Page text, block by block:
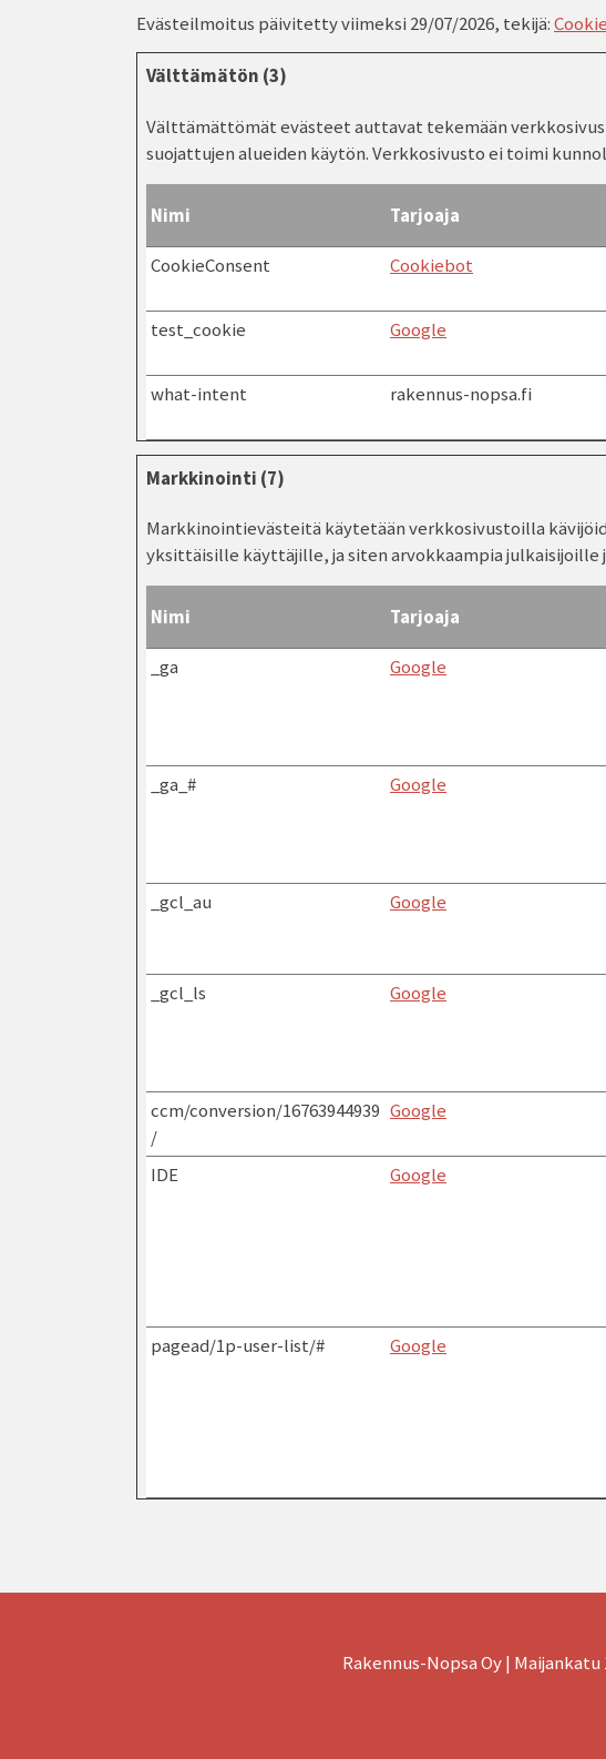
Evästeilmoitus päivitetty viimeksi 29/07/2026, tekijä:
Välttämätön (3)
Välttämättömät evästeet auttavat tekemään
suojattujen alueiden käytön. Verkkosivusto ei toimi
Nimi Tarjoaja
CookieConsent Cookiebot
test_cookie Google
what-intent rakennus-nopsa.fi
Markkinointi (7)
Markkinointievästeitä käytetään verkkosivustoilla
yksittäisille käyttäjille, ja siten arvokkaampia julkaisijoille
Nimi Tarjoaja
_ga Google
_ga_# Google
_gcl_au Google
_gcl_ls Google
ccm/conversion/16763944939
/
Google
IDE
Google
pagead/1p-user-list/# Google
Rakennus-Nopsa Oy |